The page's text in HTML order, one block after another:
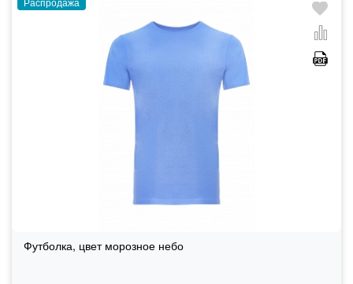
Футболка, цвет морозное небо